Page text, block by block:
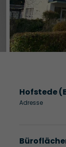
Hofstede
Adresse